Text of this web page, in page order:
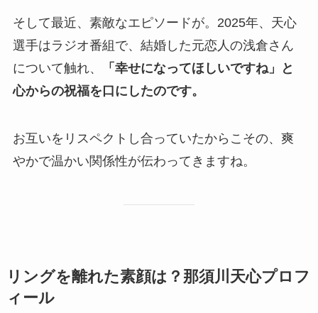
そして最近、素敵なエピソードが。2025年、天心
選手はラジオ番組で、結婚した元恋人の浅倉さん
について触れ、
「幸せになってほしいですね」と
心からの祝福を口にしたのです。
お互いをリスペクトし合っていたからこその、爽
やかで温かい関係性が伝わってきますね。
リングを離れた素顔は？那須川天心プロフ
ィール